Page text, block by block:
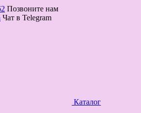
Позвоните нам
Чат в Telegram
Каталог